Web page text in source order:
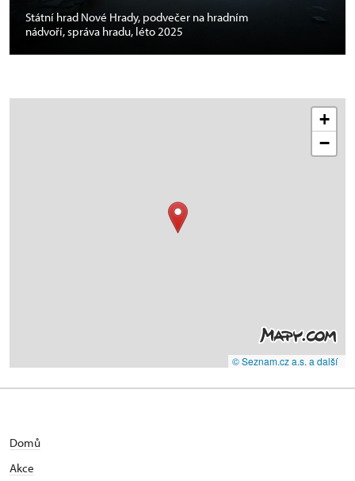
Státní hrad Nové Hrady, podvečer na hradním
nádvoří, správa hradu, léto 2025
+
−
© Seznam.cz a.s. a další
Domů
Akce